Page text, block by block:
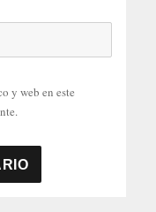
y web en este